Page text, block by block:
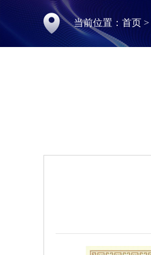
当前位置： 首页 >